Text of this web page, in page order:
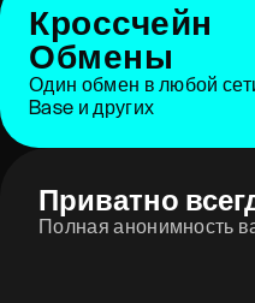
Кроссчейн
Обмены
Один обмен в любой
Base и других
Приватно
Полная анонимность